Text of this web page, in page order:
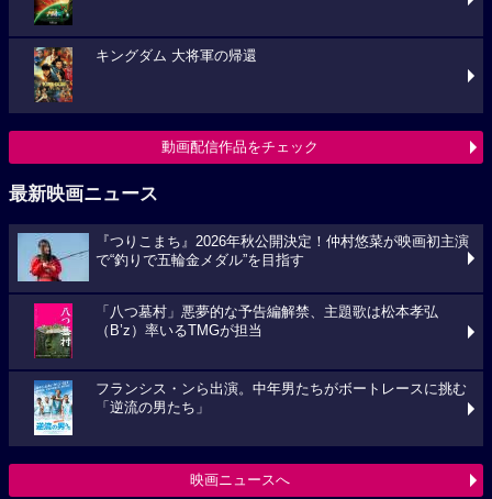
キングダム 大将軍の帰還
動画配信作品をチェック
最新映画ニュース
『つりこまち』2026年秋公開決定！仲村悠菜が映画初主演
で“釣りで五輪金メダル”を目指す
「八つ墓村」悪夢的な予告編解禁、主題歌は松本孝弘
（B’z）率いるTMGが担当
フランシス・ンら出演。中年男たちがボートレースに挑む
「逆流の男たち」
映画ニュースへ